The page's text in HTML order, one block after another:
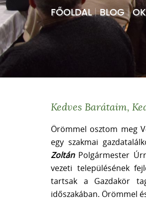
FŐOLDAL|BLOG|
Kedves Barátaim,
Örömmel osztom meg
egy szakmai
ZoltánPolgármester
vezeti településének
tartsak a Gazdakör
időszakában. Örömmel